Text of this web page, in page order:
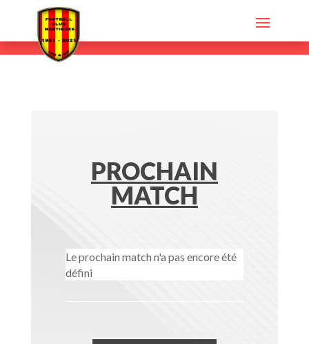
PROCHAIN
MATCH
Le prochain match n'a pas encore été
défini